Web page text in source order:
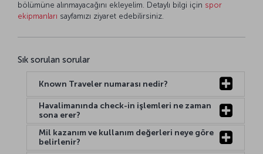
bölümüne alınmayacağını ekleyelim. Detaylı bilgi için spor
ekipmanları sayfamızı ziyaret edebilirsiniz.
Sık sorulan sorular
Known Traveler numarası nedir?
Havalimanında check-in işlemleri ne zaman
sona erer?
Mil kazanım ve kullanım değerleri neye göre
belirlenir?